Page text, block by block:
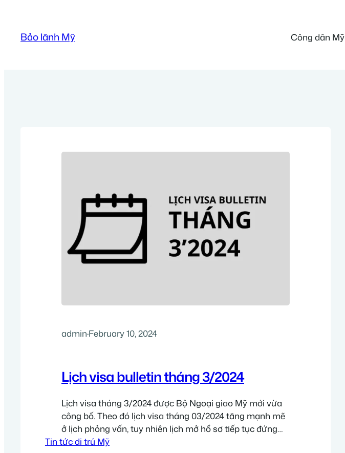
content
Bảo lãnh Mỹ Công dân Mỹ
admin·February 10, 2024
Lịch visa bulletin tháng 3/2024
Lịch visa tháng 3/2024 được Bộ Ngoại giao Mỹ mới vừa
công bố. Theo đó lịch visa tháng 03/2024 tăng mạnh mẽ
ở lịch phỏng vấn, tuy nhiên lịch mở hồ sơ tiếp tục đứng
yên. Chi tiết về lịch visa tháng 3/2024 ở bên dưới. Lịch
Tin tức di trú Mỹ